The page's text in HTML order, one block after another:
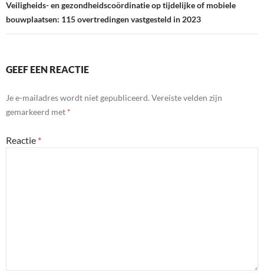
Veiligheids- en gezondheidscoördinatie op tijdelijke of mobiele
bouwplaatsen: 115 overtredingen vastgesteld in 2023
GEEF EEN REACTIE
Je e-mailadres wordt niet gepubliceerd. Vereiste velden zijn
gemarkeerd met *
Reactie *